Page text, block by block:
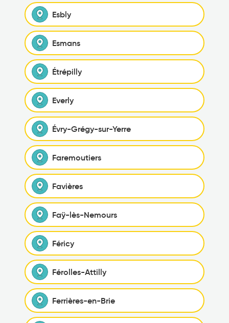
Esbly
Esmans
Étrépilly
Everly
Évry-Grégy-sur-Yerre
Faremoutiers
Favières
Faÿ-lès-Nemours
Féricy
Férolles-Attilly
Ferrières-en-Brie